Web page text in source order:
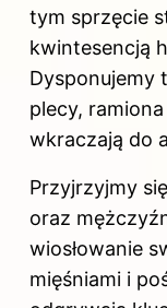
tym sprzęcie
kwintesencją
Dysponujemy
plecy,
wkraczają do
Przyjrzyjmy
oraz
wiosłowanie
mięśniami i